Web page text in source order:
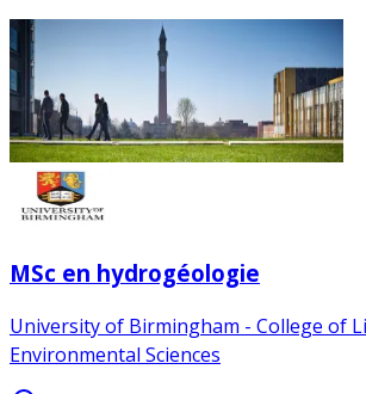
MSc en hydrogéologie
University of Birmingham - College of
Environmental Sciences